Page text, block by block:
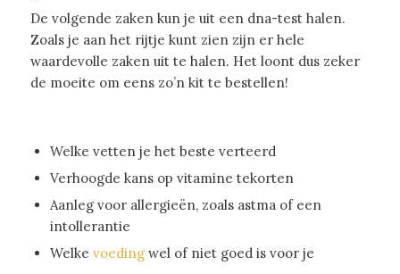
De volgende zaken kun je uit een dna-test halen.
Zoals je aan het rijtje kunt zien zijn er hele
waardevolle zaken uit te halen. Het loont dus zeker
de moeite om eens zo’n kit te bestellen!
Welke vetten je het beste verteerd
Verhoogde kans op vitamine tekorten
Aanleg voor allergieën, zoals astma of een
intollerantie
Welke voedingwel of niet goed is voor je